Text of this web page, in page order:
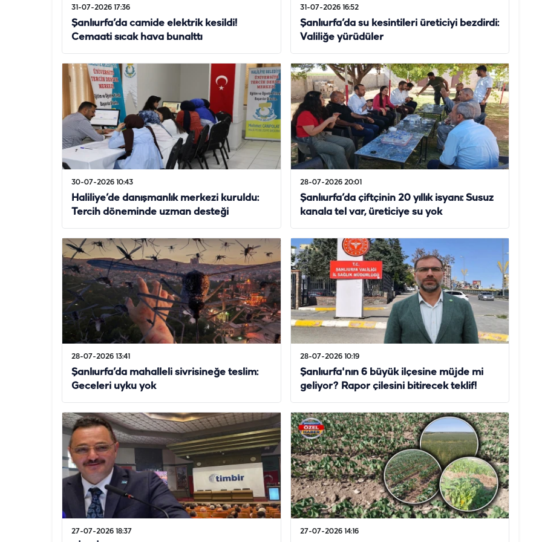
31-07-2026 17:36
Şanlıurfa’da camide elektrik kesildi!
Cemaati sıcak hava bunalttı
31-07-2026 16:52
Şanlıurfa’da su kesintileri üreticiyi bezdirdi:
Valiliğe yürüdüler
30-07-2026 10:43
Haliliye’de danışmanlık merkezi kuruldu:
Tercih döneminde uzman desteği
28-07-2026 20:01
Şanlıurfa’da çiftçinin 20 yıllık isyanı: Susuz
kanala tel var, üreticiye su yok
28-07-2026 13:41
Şanlıurfa’da mahalleli sivrisineğe teslim:
Geceleri uyku yok
28-07-2026 10:19
Şanlıurfa'nın 6 büyük ilçesine müjde mi
geliyor? Rapor çilesini bitirecek teklif!
27-07-2026 18:37 27-07-2026 14:16